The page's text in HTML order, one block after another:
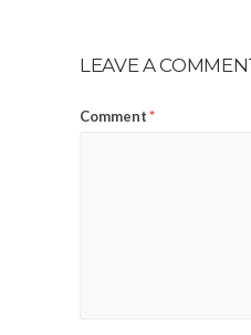
LEAVE A
Comment*